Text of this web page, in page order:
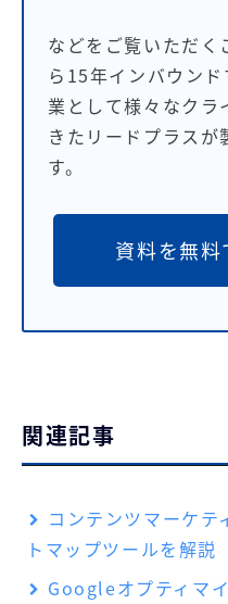
などをご覧いただく
ら15年インバウン
業として様々なクラ
きたリードプラスが
す。
資料を無
関連記事
コンテンツマーケテ
トマップツールを解説
Googleオプティマ